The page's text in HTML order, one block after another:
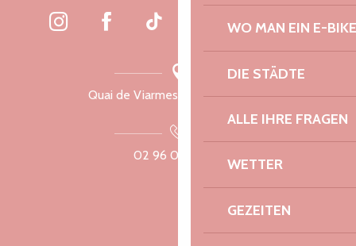
WO MAN EIN E-
DIE STÄDTE
ALLE IHRE FRAGEN
WETTER
GEZEITEN
Quai de Viarmes, 22300 Lannion
02 96 05 60 70